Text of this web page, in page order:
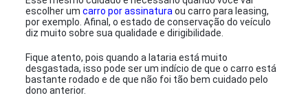
escolher umcarro por assinatura ou carro para leasing,
por exemplo. Afinal, o estado de conservação do veículo
diz muito sobre sua qualidade e dirigibilidade.
Fique atento, pois quando a lataria está muito
desgastada, isso pode ser um indício de que o carro está
bastante rodado e de que não foi tão bem cuidado pelo
dono anterior.